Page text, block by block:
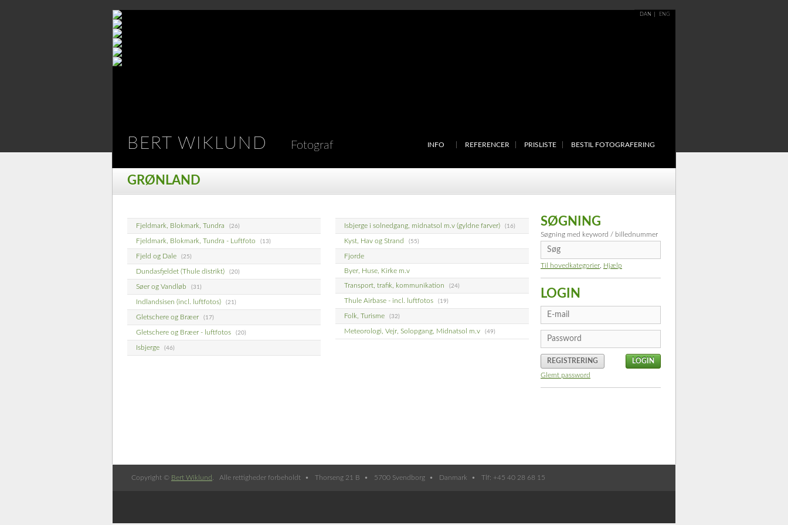
DAN ENG
BERT WIKLUND Fotograf INFO REFERENCER PRISLISTE BESTIL FOTOGRAFERING
GRØNLAND
Fjeldmark, Blokmark, Tundra (26)
Fjeldmark, Blokmark, Tundra - Luftfoto (13)
Fjeld og Dale (25)
Dundasfjeldet (Thule distrikt) (20)
Søer og Vandløb (31)
Indlandsisen (incl. luftfotos) (21)
Gletschere og Bræer (17)
Gletschere og Bræer - luftfotos (20)
Isbjerge (46)
Isbjerge i solnedgang, midnatsol m.v (gyldne farver) (16)
Kyst, Hav og Strand (55)
Fjorde
Byer, Huse, Kirke m.v
Transport, trafik, kommunikation (24)
Thule Airbase - incl. luftfotos (19)
Folk, Turisme (32)
Meteorologi, Vejr, Solopgang, Midnatsol m.v (49)
SØGNING
Søgning med keyword / billednummer
Til hovedkategorier Hjælp
LOGIN
REGISTRERING
Glemt password
Copyright © Bert Wiklund . Alle rettigheder forbeholdt Thorseng 21 B 5700 Svendborg Danmark Tlf: +45 40 28 68 15